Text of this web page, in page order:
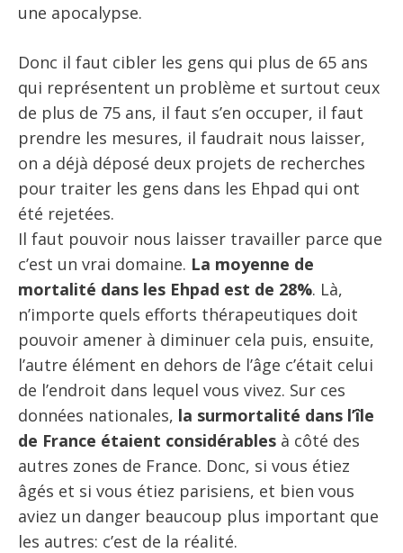
une apocalypse.
Donc il faut cibler les gens qui plus de 65 ans
qui représentent un problème et surtout ceux
de plus de 75 ans, il faut s’en occuper, il faut
prendre les mesures, il faudrait nous laisser,
on a déjà déposé deux projets de recherches
pour traiter les gens dans les Ehpad qui ont
été rejetées.
Il faut pouvoir nous laisser travailler parce que
c’est un vrai domaine. La moyenne de
mortalité dans les Ehpad est de 28%. Là,
n’importe quels efforts thérapeutiques doit
pouvoir amener à diminuer cela puis, ensuite,
l’autre élément en dehors de l’âge c’était celui
de l’endroit dans lequel vous vivez. Sur ces
données nationales, la surmortalité dans l’île
de France étaient considérables à côté des
autres zones de France. Donc, si vous étiez
âgés et si vous étiez parisiens, et bien vous
aviez un danger beaucoup plus important que
les autres: c’est de la réalité.